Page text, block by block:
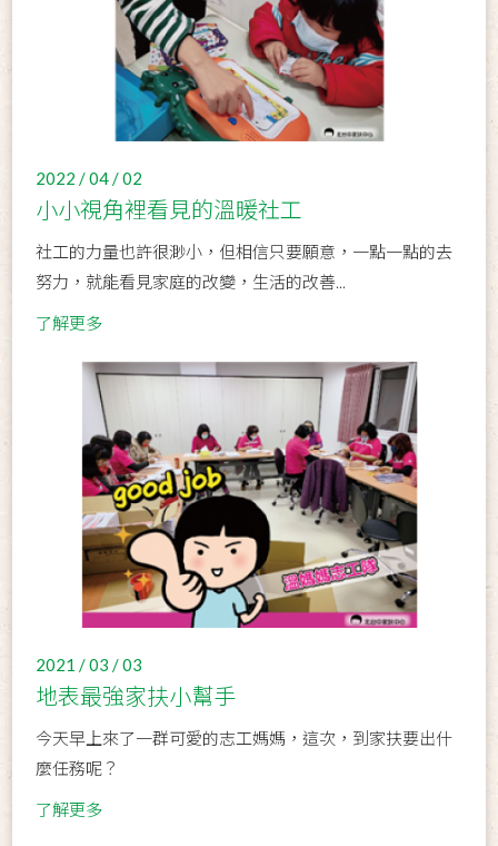
2022 / 04 / 02
小小視角裡看見的溫暖社工
社工的力量也許很渺小，但相信只要願意，一點一點的去
努力，就能看見家庭的改變，生活的改善...
了解更多
2021 / 03 / 03
地表最強家扶小幫手
今天早上來了一群可愛的志工媽媽，這次，到家扶要出什
麼任務呢？
了解更多